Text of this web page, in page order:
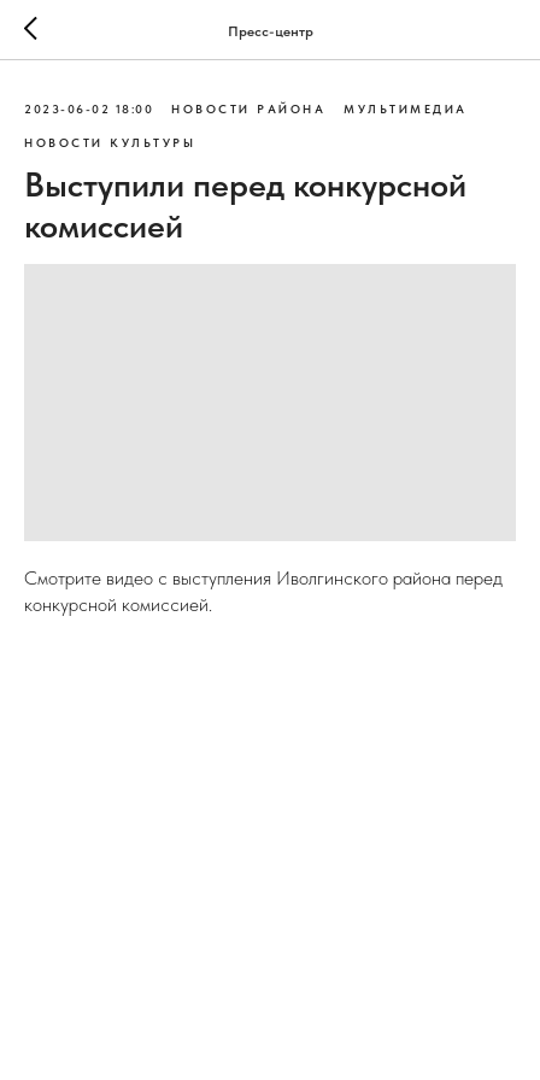
Пресс-центр
2023-06-02 18:00 НОВОСТИ РАЙОНА МУЛЬТИМЕДИА
НОВОСТИ КУЛЬТУРЫ
Выступили перед конкурсной
комиссией
Смотрите видео с выступления Иволгинского района перед
конкурсной комиссией.